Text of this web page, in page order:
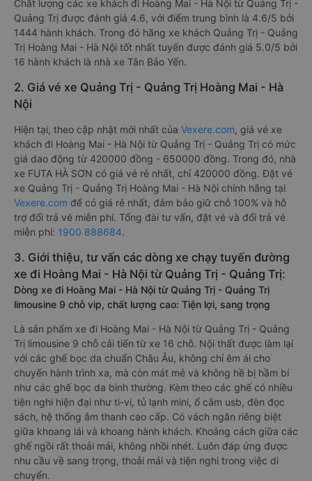
Chất lượng các xe khách đi Hoàng Mai - Hà Nội từ Quảng Trị -
Quảng Trị được đánh giá 4.6, với điểm trung bình là 4.6/5 bởi
1444 hành khách. Trong đó hãng xe khách Quảng Trị - Quảng
Trị Hoàng Mai - Hà Nội tốt nhất tuyến được đánh giá 5.0/5 bởi
16 hành khách là nhà xe Tân Bảo Yến.
2. Giá vé xe Quảng Trị - Quảng Trị Hoàng Mai - Hà
Nội
Hiện tại, theo cập nhật mới nhất của Vexere.com, giá vé xe
khách đi Hoàng Mai - Hà Nội từ Quảng Trị - Quảng Trị có mức
giá dao động từ 420000 đồng - 650000 đồng. Trong đó, nhà
xe FUTA HÀ SƠN có giá vé rẻ nhất, chỉ 420000 đồng. Đặt vé
xe Quảng Trị - Quảng Trị Hoàng Mai - Hà Nội chính hãng tại
Vexere.com để có giá rẻ nhất, đảm bảo giữ chỗ 100% và hỗ
trợ đổi trả vé miễn phí. Tổng đài tư vấn, đặt vé và đổi trả vé
miễn phí: 1900 888684.
3. Giới thiệu, tư vấn các dòng xe chạy tuyến đường
xe đi Hoàng Mai - Hà Nội từ Quảng Trị - Quảng Trị:
Dòng xe đi Hoàng Mai - Hà Nội từ Quảng Trị - Quảng Trị
limousine 9 chỗ vip, chất lượng cao: Tiện lợi, sang trọng
Là sản phẩm xe đi Hoàng Mai - Hà Nội từ Quảng Trị - Quảng
Trị limousine 9 chỗ cải tiến từ xe 16 chỗ. Nội thất được làm lại
với các ghế bọc da chuẩn Châu Âu, không chỉ êm ái cho
chuyến hành trình xa, mà còn mát mẻ và không hề bị hầm bí
như các ghế bọc da bình thường. Kèm theo các ghế có nhiều
tiện nghi hiện đại như ti-vi, tủ lạnh mini, ổ cắm usb, đèn đọc
sách, hệ thống âm thanh cao cấp. Có vách ngăn riêng biệt
giữa khoang lái và khoang hành khách. Khoảng cách giữa các
ghế ngồi rất thoải mái, không nhồi nhét. Luôn đáp ứng được
nhu cầu về sang trọng, thoải mái và tiện nghi trong việc di
chuyển.